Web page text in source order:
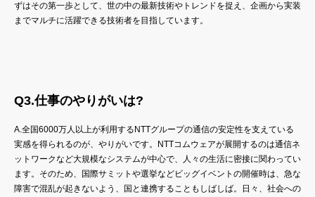
ずはその第一歩として、世の中の最新技術やトレンドを捉え、企画から実装
までマルチに活躍できる技術者を目指しています。
Q3.仕事のやりがいは?
A.全国6000万人以上が利用するNTTグループの通信の安定性を支えている
実感を得られるのが、やりがいです。NTTコムウェアが展開するのは通信ネ
ットワークなど大規模なシステムが中心で、人々の生活に密接に関わってい
ます。そのため、国際サミットや選挙などビッグイベントの開催時は、急な
障害で混乱が起きないよう、国と連携することもしばしば。日々、社会への